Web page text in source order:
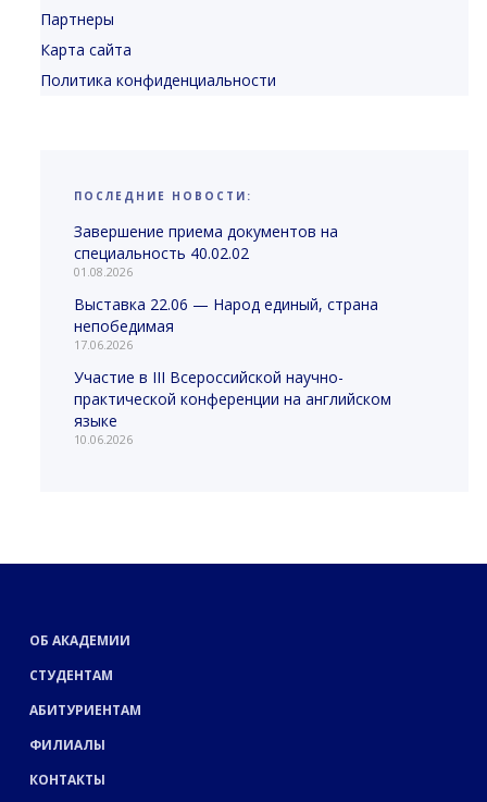
Партнеры
Карта сайта
Политика конфиденциальности
ПОСЛЕДНИЕ НОВОСТИ:
Завершение приема документов на
специальность 40.02.02
01.08.2026
Выставка 22.06 — Народ единый, страна
непобедимая
17.06.2026
Участие в III Всероссийской научно-
практической конференции на английском
языке
10.06.2026
ОБ АКАДЕМИИ
СТУДЕНТАМ
АБИТУРИЕНТАМ
ФИЛИАЛЫ
КОНТАКТЫ